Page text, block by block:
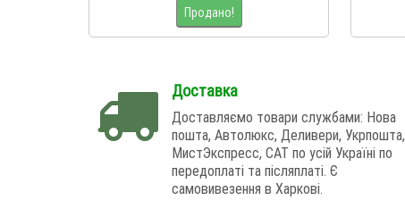
Продано!
Доставка
Доставляємо товари службами: Нова
пошта, Автолюкс, Деливери, Укрпошта,
МистЭкспресс, САТ по усій Україні по
передоплаті та післяплаті. Є
самовивезення в Харкові.